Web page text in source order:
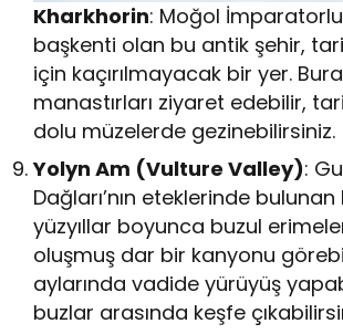
Kharkhorin: Moğol
başkenti olan bu antik şehir,
için kaçırılmayacak bir yer.
manastırları ziyaret edebilir,
dolu müzelerde gezinebilirsiniz.
Yolyn Am (Vulture Valley):
Dağları’nın eteklerinde
yüzyıllar boyunca buzul
oluşmuş dar bir kanyonu
aylarında vadide yürüyüş
buzlar arasında keşfe